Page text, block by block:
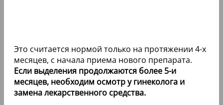
Это считается нормой только на протяжении 4-х
месяцев, с начала приема нового препарата.
Если выделения продолжаются более 5-и
месяцев, необходим осмотр у гинеколога и
замена лекарственного средства.